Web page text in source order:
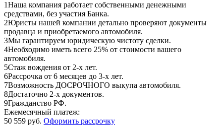
1Наша компания работает собственными денежными
средствами, без участия Банка.
2Юристы нашей компании детально проверяют документы
продавца и приобретаемого автомобиля.
3Мы гарантируем юридическую чистоту сделки.
4Необходимо иметь всего 25% от стоимости вашего
автомобиля.
5Стаж вождения от 2-х лет.
6Рассрочка от 6 месяцев до 3-х лет.
7Возможность ДОСРОЧНОГО выкупа автомобиля.
8Достаточно 2-х документов.
9Гражданство РФ.
Ежемесячный платеж:
50 559 руб. Оформить рассрочку